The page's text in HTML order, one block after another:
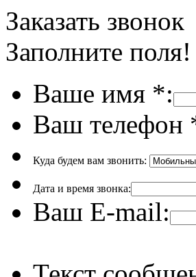
Заказать звонок
Заполните поля!
Ваше имя *:
Ваш телефон
Куда будем вам звонить:
Дата и время звонка:
Ваш E-mail: